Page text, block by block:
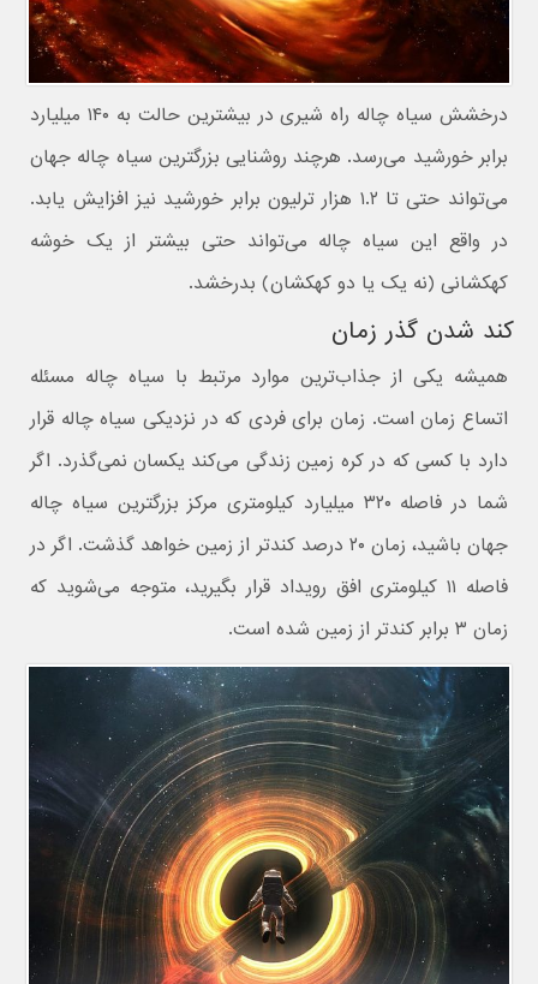
درخشش سیاه چاله راه شیری در بیشترین حالت به ۱۴۰ میلیارد
برابر خورشید می‌رسد. هرچند روشنایی بزرگترین سیاه چاله جهان
می‌تواند حتی تا ۱.۲ هزار ترلیون برابر خورشید نیز افزایش یابد.
در واقع این سیاه چاله می‌تواند حتی بیشتر از یک خوشه
کهکشانی (نه یک یا دو کهکشان) بدرخشد.
کند شدن گذر زمان
همیشه یکی از جذاب‌ترین موارد مرتبط با سیاه چاله مسئله
اتساع زمان است. زمان برای فردی که در نزدیکی سیاه چاله قرار
دارد با کسی که در کره زمین زندگی می‌کند یکسان نمی‌گذرد. اگر
شما در فاصله ۳۲۰ میلیارد کیلومتری مرکز بزرگترین سیاه چاله
جهان باشید، زمان ۲۰ درصد کندتر از زمین خواهد گذشت. اگر در
فاصله ۱۱ کیلومتری افق رویداد قرار بگیرید، متوجه می‌شوید که
زمان ۳ برابر کندتر از زمین شده است.